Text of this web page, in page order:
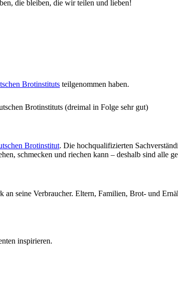
die bleiben, die wir teilen und lieben!
Brotinstituts teilgenommen haben.
Brotinstituts (dreimal in Folge sehr gut)
Brotinstitut. Die hochqualifizierten
schmecken und riechen kann – deshalb sind
an seine Verbraucher. Eltern, Familien, Brot- und
inspirieren.